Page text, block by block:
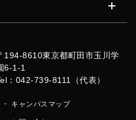
194-8610東京都町田市玉川学
6-1-1
：042-739-8111（代表）
キャンパスマップ